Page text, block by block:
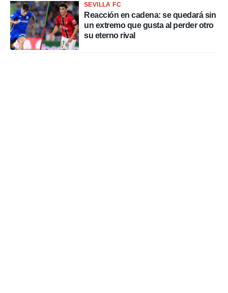
SEVILLA FC
Reacción en cadena: se quedará sin
un extremo que gusta al perder otro
su eterno rival